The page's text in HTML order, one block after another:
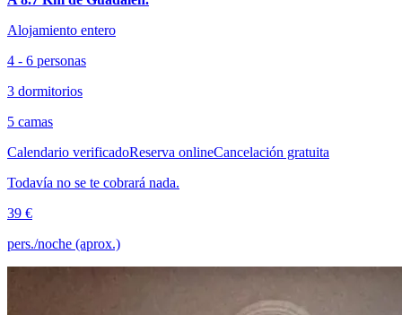
Alojamiento entero
4 - 6 personas
3 dormitorios
5 camas
Calendario verificadoReserva onlineCancelación gratuita
Todavía no se te cobrará nada.
39 €
pers./noche (aprox.)